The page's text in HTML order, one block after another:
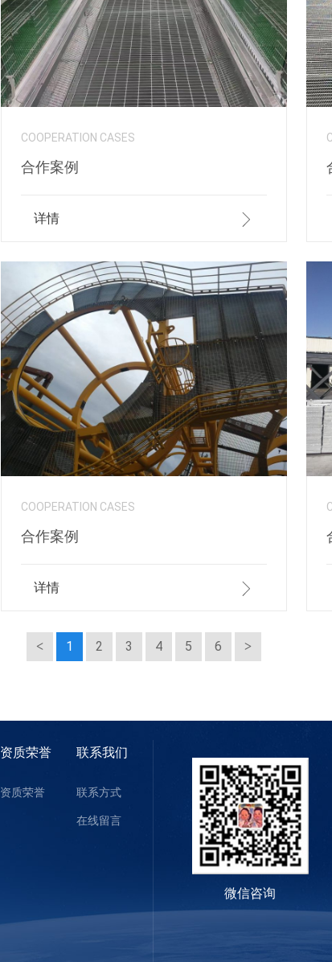
COOPERATION CASES
合作案例
详情
COOPERATION CASES
合作案例
详情
1 2 3 4 5 6
资质荣誉
资质荣誉
联系我们
联系方式
在线留言
微信咨询